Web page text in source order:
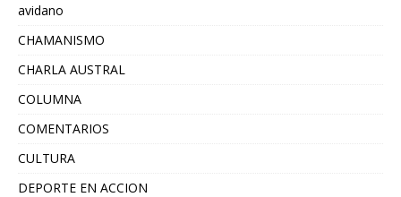
avidano
CHAMANISMO
CHARLA AUSTRAL
COLUMNA
COMENTARIOS
CULTURA
DEPORTE EN ACCION